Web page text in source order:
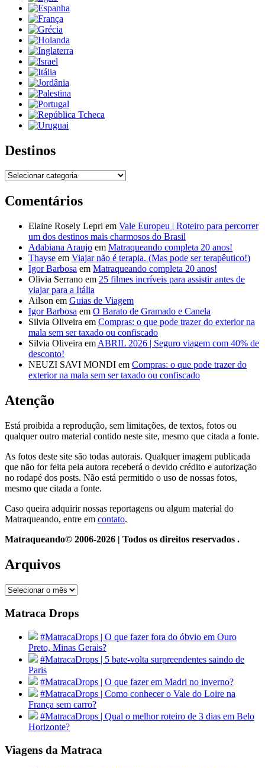
Destinos
Destinos
Comentários
Elaine Rosely Lepri em Vale Europeu | Roteiro para percorrer
um dos destinos mais charmosos do Brasil
Adabiana Araujo em Matraqueando completa 20 anos!
Thayse em Viajar não é terapia. (Mas pode ser terapêutico!)
Igor Barbosa em Matraqueando completa 20 anos!
Olivia Serrano em 25 filmes incríveis para assistir antes de
viajar para a Itália
Ailson em Guias de Viagem
Igor Barbosa em O Barato de Gramado e Canela
Silvia Oliveira em Compras: o que pode trazer do exterior na
mala sem ser taxado ou confiscado
Silvia Oliveira em ABRIL 2026 | Seguro viagem com 40% de
desconto!
NEUZI SAVI MONDI em Compras: o que pode trazer do
exterior na mala sem ser taxado ou confiscado
Atenção
Está proibida a reprodução, sem limitações, de textos, fotos ou
qualquer outro material contido neste site, mesmo que citada a fonte.
As fotos deste site são todas autorais. Qualquer imagem publicada
que não for feita pela autora receberá o devido crédito e autorização
no rodapé dos posts. Não está permitido o uso de nossas fotos,
mesmo que citada a fonte.
Caso queira adquirir nossas reportagens ou algum material do
Matraqueando, entre em contato.
Matraqueando© 2006-2026 | Todos os direitos reservados .
Arquivos
Arquivos
Matraca Drops
#MatracaDrops | O que fazer fora do óbvio em Ouro
Preto, Minas Gerais?
#MatracaDrops | 5 bate-volta surpreendentes saindo de
Paris
#MatracaDrops | O que fazer em Madri no inverno?
#MatracaDrops | Como conhecer o Vale do Loire na
França sem carro?
#MatracaDrops | Qual o melhor roteiro de 3 dias em Belo
Horizonte?
Viagens da Matraca